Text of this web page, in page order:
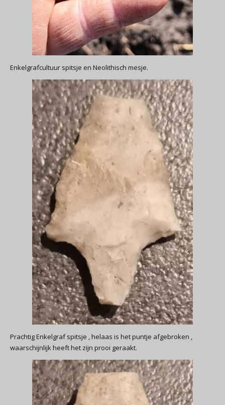
Enkelgrafcultuur spitsje en Neolithisch mesje.
Prachtig Enkelgraf spitsje , helaas is het puntje afgebroken ,
waarschijnlijk heeft het zijn prooi geraakt.